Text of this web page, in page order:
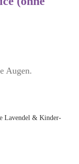
Augen.
Lavendel & Kinder-